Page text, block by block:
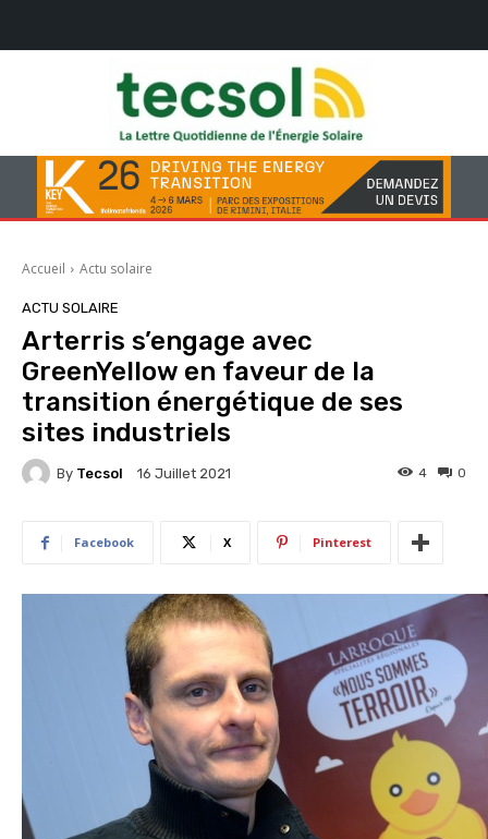
Accueil Actu solaire
ACTU SOLAIRE
Arterris s’engage avec
GreenYellow en faveur de la
transition énergétique de ses
sites industriels
By Tecsol 16 Juillet 2021 0
4
Facebook X Pinterest